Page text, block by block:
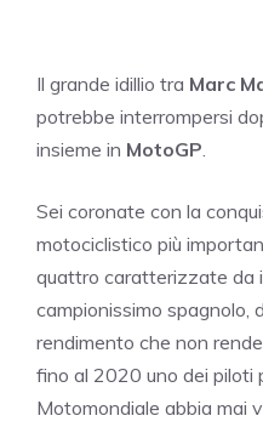
Il grande idillio tra Marc
potrebbe interrompersi
insieme in MotoGP
Sei coronate con la
motociclistico più
quattro caratterizzate da
campionissimo spagnolo,
rendimento che non
fino al 2020 uno dei piloti
Motomondiale abbia mai